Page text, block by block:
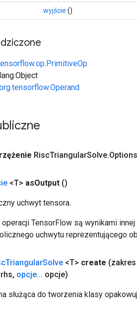
wyjście ()
RiscTriangularSolve.Options
<T> asOutput ()
uchwyt tensora.
TensorFlow są wynikami
uchwytu reprezentującego
TriangularSolve <T> create (zakres
, opcje... opcje)
służąca do tworzenia klasy